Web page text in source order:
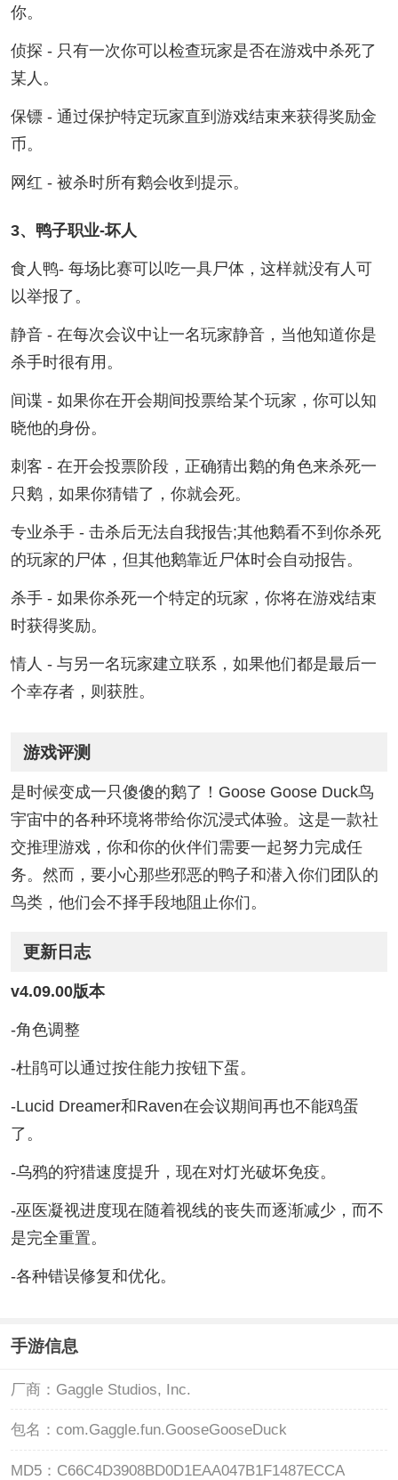
你。
侦探 - 只有一次你可以检查玩家是否在游戏中杀死了
某人。
保镖 - 通过保护特定玩家直到游戏结束来获得奖励金
币。
网红 - 被杀时所有鹅会收到提示。
3、鸭子职业-坏人
食人鸭- 每场比赛可以吃一具尸体，这样就没有人可
以举报了。
静音 - 在每次会议中让一名玩家静音，当他知道你是
杀手时很有用。
间谍 - 如果你在开会期间投票给某个玩家，你可以知
晓他的身份。
刺客 - 在开会投票阶段，正确猜出鹅的角色来杀死一
只鹅，如果你猜错了，你就会死。
专业杀手 - 击杀后无法自我报告;其他鹅看不到你杀死
的玩家的尸体，但其他鹅靠近尸体时会自动报告。
杀手 - 如果你杀死一个特定的玩家，你将在游戏结束
时获得奖励。
情人 - 与另一名玩家建立联系，如果他们都是最后一
个幸存者，则获胜。
游戏评测
是时候变成一只傻傻的鹅了！Goose Goose Duck鸟
宇宙中的各种环境将带给你沉浸式体验。这是一款社
交推理游戏，你和你的伙伴们需要一起努力完成任
务。然而，要小心那些邪恶的鸭子和潜入你们团队的
鸟类，他们会不择手段地阻止你们。
更新日志
v4.09.00版本
-角色调整
-杜鹃可以通过按住能力按钮下蛋。
-Lucid Dreamer和Raven在会议期间再也不能鸡蛋
了。
-乌鸦的狩猎速度提升，现在对灯光破坏免疫。
-巫医凝视进度现在随着视线的丧失而逐渐减少，而不
是完全重置。
-各种错误修复和优化。
手游信息
厂商： Gaggle Studios, Inc.
包名： com.Gaggle.fun.GooseGooseDuck
MD5： C66C4D3908BD0D1EAA047B1F1487ECCA